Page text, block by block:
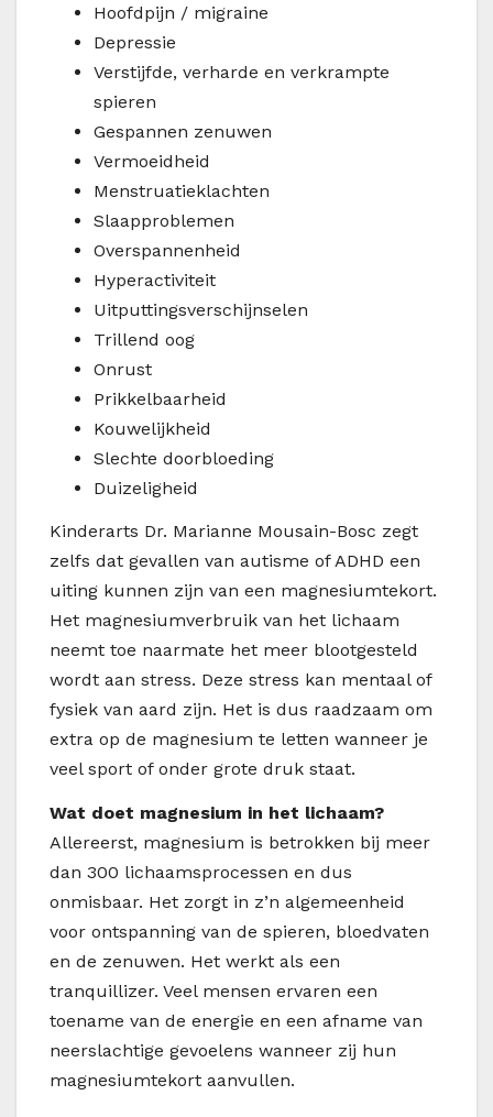
Hoofdpijn / migraine
Depressie
Verstijfde, verharde en verkrampte
spieren
Gespannen zenuwen
Vermoeidheid
Menstruatieklachten
Slaapproblemen
Overspannenheid
Hyperactiviteit
Uitputtingsverschijnselen
Trillend oog
Onrust
Prikkelbaarheid
Kouwelijkheid
Slechte doorbloeding
Duizeligheid
Kinderarts Dr. Marianne Mousain-Bosc zegt
zelfs dat gevallen van autisme of ADHD een
uiting kunnen zijn van een magnesiumtekort.
Het magnesiumverbruik van het lichaam
neemt toe naarmate het meer blootgesteld
wordt aan stress. Deze stress kan mentaal of
fysiek van aard zijn. Het is dus raadzaam om
extra op de magnesium te letten wanneer je
veel sport of onder grote druk staat.
Wat doet magnesium in het lichaam?
Allereerst, magnesium is betrokken bij meer
dan 300 lichaamsprocessen en dus
onmisbaar. Het zorgt in z’n algemeenheid
voor ontspanning van de spieren, bloedvaten
en de zenuwen. Het werkt als een
tranquillizer. Veel mensen ervaren een
toename van de energie en een afname van
neerslachtige gevoelens wanneer zij hun
magnesiumtekort aanvullen.